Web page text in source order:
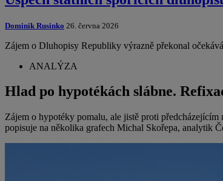
Dominik Rusinko 26. června 2026
Zájem o Dluhopisy Republiky výrazně překonal
ANALÝZA
Hlad po hypotékách slábne.
Zájem o hypotéky pomalu, ale jistě proti
popisuje na několika grafech Michal Skořepa, analytik